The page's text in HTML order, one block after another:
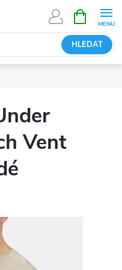
HLEDAT
NÁKUPNÍ
KOŠÍK
Vent